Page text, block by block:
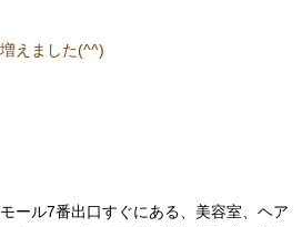
えました(^^)
ール7番出口すぐにある、美容室、ヘア